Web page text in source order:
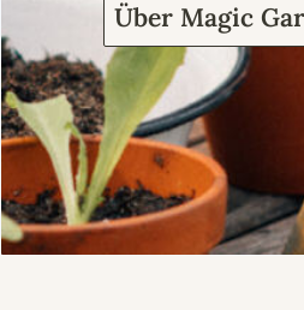
Über Magic